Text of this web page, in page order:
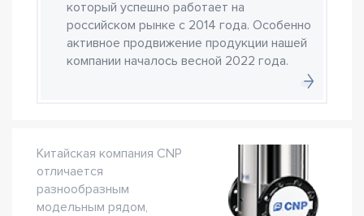
который успешно работает на
российском рынке с 2014 года. Особенно
активное продвижение продукции нашей
компании началось весной 2022 года.
Китайская компания CNP
отличается
разнообразным
модельным рядом,